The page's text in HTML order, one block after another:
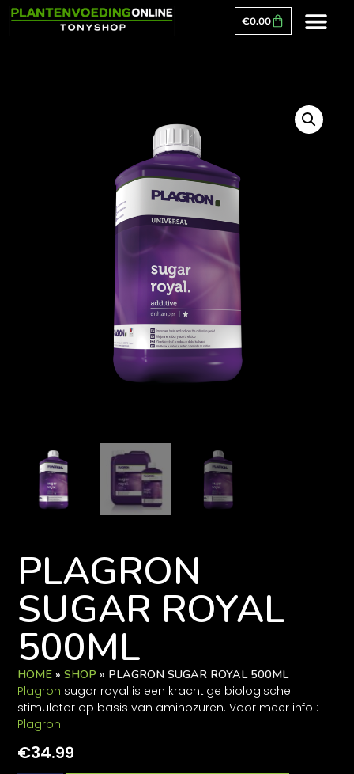
€0.00
PLAGRON
SUGAR ROYAL
500ML
HOME »SHOP » PLAGRON SUGAR ROYAL 500ML
Plagron sugar royal is een krachtige biologische
stimulator op basis van aminozuren. Voor meer info :
Plagron
€34.99